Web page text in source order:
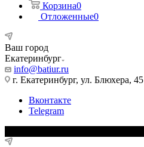
Корзина0
Отложенные0
Ваш город
Екатеринбург
info@batiur.ru
г. Екатеринбург, ул. Блюхера, 45
Вконтакте
Telegram